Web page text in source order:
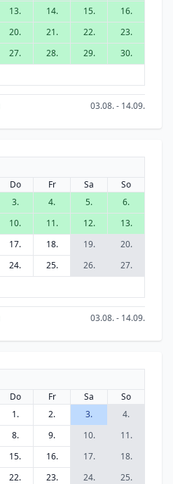
13. 14. 15.
16.
20. 21. 22.
23.
27. 28. 29.
30.
03.08. - 14.09.
Do Fr Sa
So
3. 4. 5.
6.
10. 11. 12.
13.
17. 18. 19.
20.
24. 25. 26.
27.
03.08. - 14.09.
Do Fr Sa
So
1.
2. 3.
4.
8. 9. 10.
11.
15. 16. 17.
18.
22. 23. 24.
25.